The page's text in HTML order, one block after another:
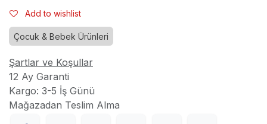
Add to wishlist
Çocuk & Bebek Ürünleri
Şartlar ve Koşullar
12 Ay Garanti
Kargo: 3-5 İş Günü
Mağazadan Teslim Alma